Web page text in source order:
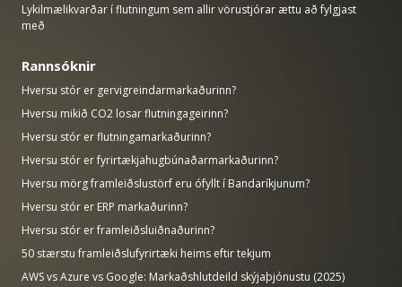
Lykilmælikvarðar í flutningum sem allir vörustjórar ættu að fylgjast
með
Rannsóknir
Hversu stór er gervigreindarmarkaðurinn?
Hversu mikið CO2 losar flutningageirinn?
Hversu stór er flutningamarkaðurinn?
Hversu stór er fyrirtækjahugbúnaðarmarkaðurinn?
Hversu mörg framleiðslustörf eru ófyllt í Bandaríkjunum?
Hversu stór er ERP markaðurinn?
Hversu stór er framleiðsluiðnaðurinn?
50 stærstu framleiðslufyrirtæki heims eftir tekjum
AWS vs Azure vs Google: Markaðshlutdeild skýjaþjónustu (2025)